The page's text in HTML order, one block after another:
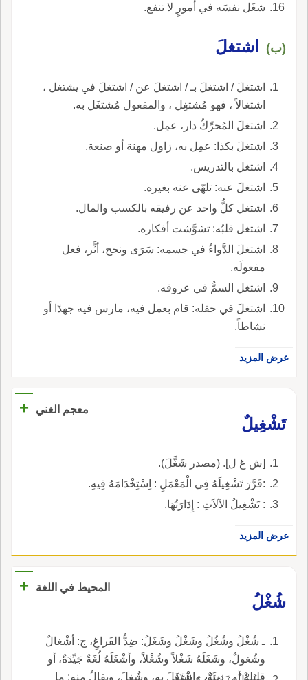
شغَل نفسَه في أمورٍ لا تنفع.
(ب) اشتغلَ
اشتغلَ / اشتغلَ بـ / اشتغلَ عن / اشتغلَ في يشتغل ،
اشتغالاً ، فهو مُشتغِل ، والمفعول مُشتغَل به.
اشتغلَ المُحرِّكُ دار، عمِل.
اشتغلَ بكذا: عمِل به، زاول مهنة أو صنعة.
اشتغل بالتدريس.
اشتغلَ عنه: تلهّى عنه بغيره.
اشتغل كلُّ واحد عن رفيقه بالكسب والمال.
اشتغل قلبُه: تشوَّشت أفكاره.
اشتغلَ الدَّواءُ في جسمه: سَرَى ونجح، أثَّر، فعل
مفعولَه.
اشتغل السمُّ في عروقه.
اشتغلَ في حقله: قام بعمل فيه، مارس فيه جهدًا أو
نشاطاً.
عرض المزيد
معجم الغني
+
تَشْغِيلٌ
[ش غ ل]. (مصدر شَغَّلَ).
:قَرَّرَ تَشْغِيلَهُ فِي الْمَعْمَلِ : اِسْتِخْدَامَهُ فِيهِ.
: تَشْغِيلُ الآلاَتِ : إِدَارَتُهَا.
عرض المزيد
المحيط في اللغة
+
شُغْلُ
ـ شُغْلُ وشُغُلُ وشَغْلُ وشَغَلُ: ضِدُّ الفَراغِ، ج: أشْغالٌ
وشُغولٌ، وشَغَلَهُ شَغْلاً وشُغْلاً، وأشْغَلَهُ لُغَةٌ جَيِّدَةٌ، أو
قليلةٌ أو رَديئَةٌ، واشْتَغَلَ به، وشُغِلَ، ويقالُ منه: ما